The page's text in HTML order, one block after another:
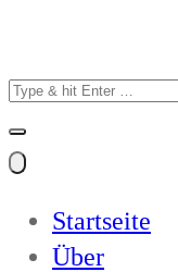
Search
for:
Startseite
Über